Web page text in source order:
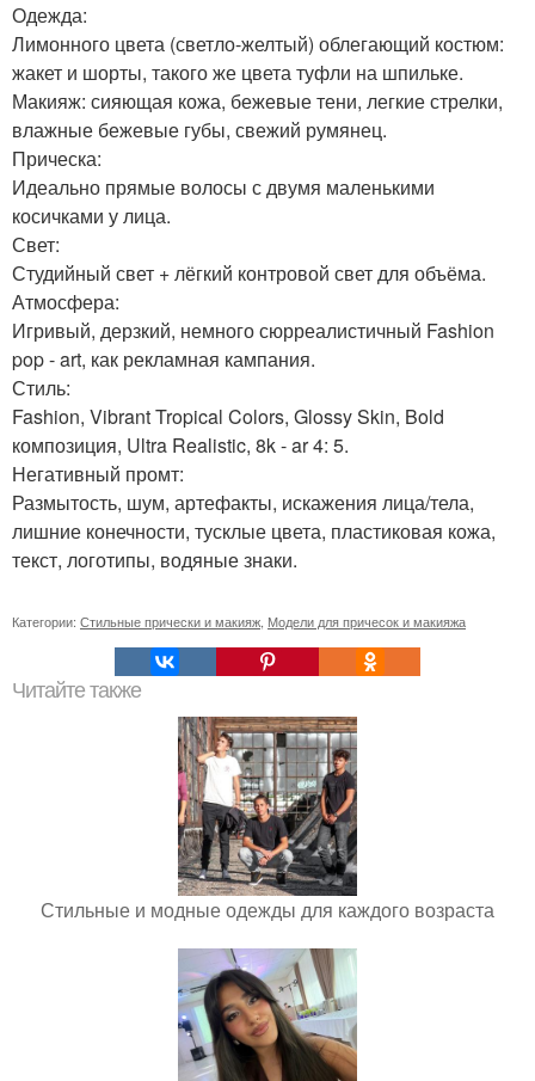
Одежда:
Лимонного цвета (светло-желтый) облегающий костюм:
жакет и шорты, такого же цвета туфли на шпильке.
Макияж: сияющая кожа, бежевые тени, легкие стрелки,
влажные бежевые губы, свежий румянец.
Прическа:
Идеально прямые волосы с двумя маленькими
косичками у лица.
Свет:
Студийный свет + лёгкий контровой свет для объёма.
Атмосфера:
Игривый, дерзкий, немного сюрреалистичный Fashion
pop - art, как рекламная кампания.
Стиль:
Fashion, Vibrant Tropical Colors, Glossy Skin, Bold
композиция, Ultra Realistic, 8k - ar 4: 5.
Негативный промт:
Размытость, шум, артефакты, искажения лица/тела,
лишние конечности, тусклые цвета, пластиковая кожа,
текст, логотипы, водяные знаки.
Категории: Стильные прически и макияж Модели для причесок и макияжа
Читайте также
Стильные и модные одежды для каждого возраста